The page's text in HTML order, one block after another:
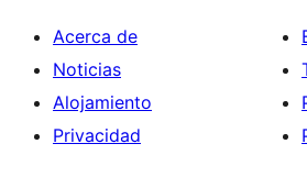
Acerca de
Noticias
Alojamiento
Privacidad